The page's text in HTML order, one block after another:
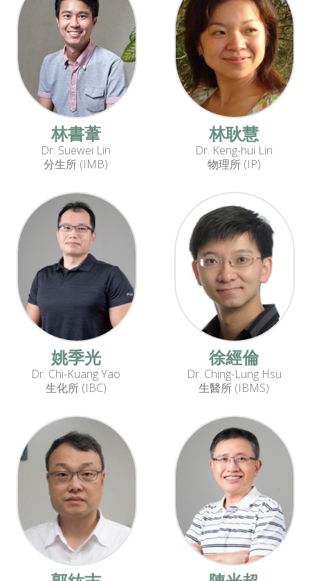
林書葦
Dr. Suewei Lin
分生所 (IMB)
林耿慧
Dr. Keng-hui Lin
物理所 (IP)
姚季光
Dr. Chi-Kuang Yao
生化所 (IBC)
徐經倫
Dr. Ching-Lung Hsu
生醫所 (IBMS)